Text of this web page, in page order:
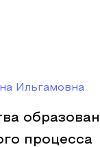
Ильгамовна
процесса